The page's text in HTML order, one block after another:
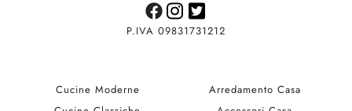
P.IVA 09831731212
Cucine Moderne
Arredamento Casa